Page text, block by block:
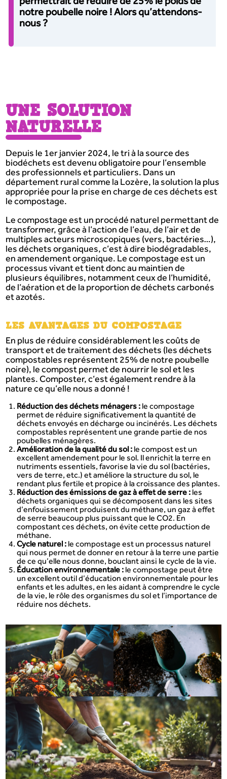
notre poubelle noire ! Alors qu’attendons-
nous ?
UNE SOLUTION
NATURELLE
Depuis le 1er janvier 2024, le tri à la source des
biodéchets est devenu obligatoire pour l’ensemble
des professionnels et particuliers. Dans un
département rural comme la Lozère, la solution la plus
appropriée pour la prise en charge de ces déchets est
le compostage.
Le compostage est un procédé naturel permettant de
transformer, grâce à l’action de l’eau, de l’air et de
multiples acteurs microscopiques (vers, bactéries…),
les déchets organiques, c’est à dire biodégradables,
en amendement organique. Le compostage est un
processus vivant et tient donc au maintien de
plusieurs équilibres, notamment ceux de l’humidité,
de l’aération et de la proportion de déchets carbonés
et azotés.
LES AVANTAGES DU COMPOSTAGE
En plus de réduire considérablement les coûts de
transport et de traitement des déchets (les déchets
compostables représentent 25% de notre poubelle
noire), le compost permet de nourrir le sol et les
plantes. Composter, c’est également rendre à la
nature ce qu’elle nous a donné !
Réduction des déchets ménagers : le compostage
permet de réduire significativement la quantité de
déchets envoyés en décharge ou incinérés. Les déchets
compostables représentent une grande partie de nos
poubelles ménagères.
Amélioration de la qualité du sol : le compost est un
excellent amendement pour le sol. Il enrichit la terre en
nutriments essentiels, favorise la vie du sol (bactéries,
vers de terre, etc.) et améliore la structure du sol, le
rendant plus fertile et propice à la croissance des plantes.
Réduction des émissions de gaz à effet de serre : les
déchets organiques qui se décomposent dans les sites
d’enfouissement produisent du méthane, un gaz à effet
de serre beaucoup plus puissant que le CO2. En
compostant ces déchets, on évite cette production de
méthane.
Cycle naturel : le compostage est un processus naturel
qui nous permet de donner en retour à la terre une partie
de ce qu’elle nous donne, bouclant ainsi le cycle de la vie.
Éducation environnementale : le compostage peut être
un excellent outil d’éducation environnementale pour les
enfants et les adultes, en les aidant à comprendre le cycle
de la vie, le rôle des organismes du sol et l’importance de
réduire nos déchets.